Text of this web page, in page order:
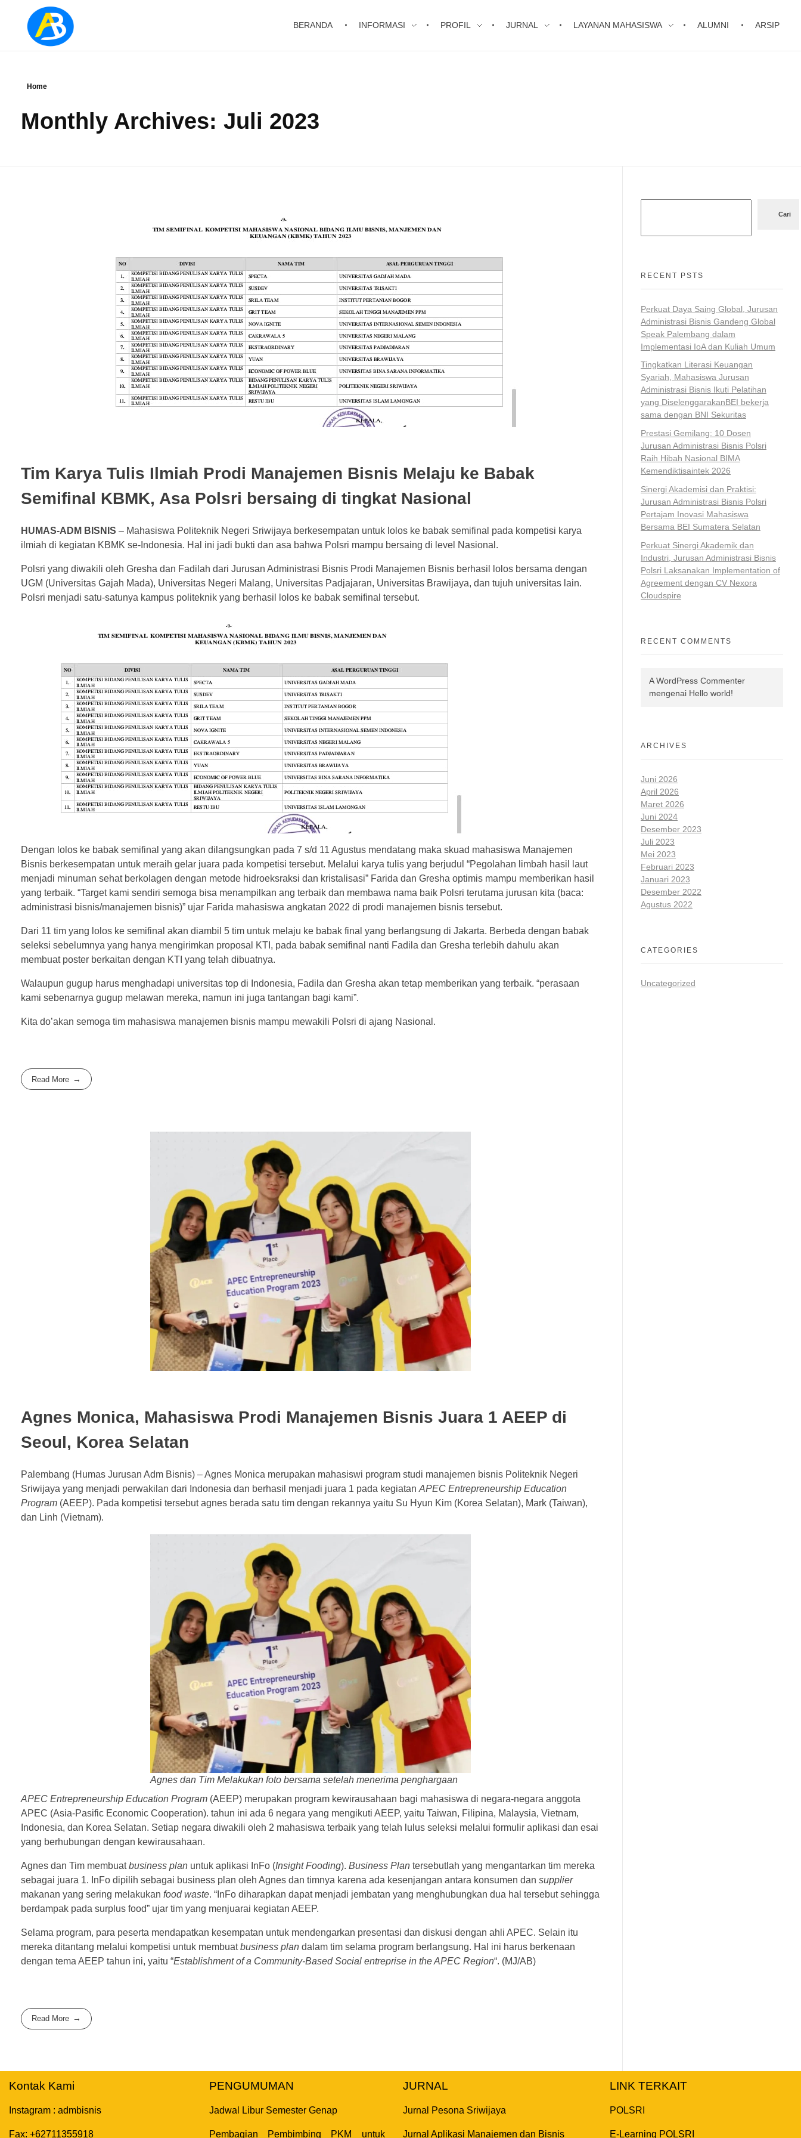
Jurusan Administrasi Bisnis
BERANDA INFORMASI PROFIL JURNAL LAYANAN MAHASISWA ALUMNI ARSIP
Home
Monthly Archives: Juli 2023
Tim Karya Tulis Ilmiah Prodi Manajemen Bisnis Melaju ke Babak
Semifinal KBMK, Asa Polsri bersaing di tingkat Nasional
HUMAS-ADM BISNIS – Mahasiswa Politeknik Negeri Sriwijaya berkesempatan untuk lolos ke babak semifinal pada kompetisi karya
ilmiah di kegiatan KBMK se-Indonesia. Hal ini jadi bukti dan asa bahwa Polsri mampu bersaing di level Nasional.
Polsri yang diwakili oleh Gresha dan Fadilah dari Jurusan Administrasi Bisnis Prodi Manajemen Bisnis berhasil lolos bersama dengan
UGM (Universitas Gajah Mada), Universitas Negeri Malang, Universitas Padjajaran, Universitas Brawijaya, dan tujuh universitas lain.
Polsri menjadi satu-satunya kampus politeknik yang berhasil lolos ke babak semifinal tersebut.
Dengan lolos ke babak semifinal yang akan dilangsungkan pada 7 s/d 11 Agustus mendatang maka skuad mahasiswa Manajemen
Bisnis berkesempatan untuk meraih gelar juara pada kompetisi tersebut. Melalui karya tulis yang berjudul “Pegolahan limbah hasil laut
menjadi minuman sehat berkolagen dengan metode hidroeksraksi dan kristalisasi” Farida dan Gresha optimis mampu memberikan hasil
yang terbaik. “Target kami sendiri semoga bisa menampilkan ang terbaik dan membawa nama baik Polsri terutama jurusan kita (baca:
administrasi bisnis/manajemen bisnis)” ujar Farida mahasiswa angkatan 2022 di prodi manajemen bisnis tersebut.
Dari 11 tim yang lolos ke semifinal akan diambil 5 tim untuk melaju ke babak final yang berlangsung di Jakarta. Berbeda dengan babak
seleksi sebelumnya yang hanya mengirimkan proposal KTI, pada babak semifinal nanti Fadila dan Gresha terlebih dahulu akan
membuat poster berkaitan dengan KTI yang telah dibuatnya.
Walaupun gugup harus menghadapi universitas top di Indonesia, Fadila dan Gresha akan tetap memberikan yang terbaik. “perasaan
kami sebenarnya gugup melawan mereka, namun ini juga tantangan bagi kami”.
Kita do’akan semoga tim mahasiswa manajemen bisnis mampu mewakili Polsri di ajang Nasional.
Read More
Agnes Monica, Mahasiswa Prodi Manajemen Bisnis Juara 1 AEEP di
Seoul, Korea Selatan
Palembang (Humas Jurusan Adm Bisnis) – Agnes Monica merupakan mahasiswi program studi manajemen bisnis Politeknik Negeri
Sriwijaya yang menjadi perwakilan dari Indonesia dan berhasil menjadi juara 1 pada kegiatan APEC Entrepreneurship Education
Program (AEEP). Pada kompetisi tersebut agnes berada satu tim dengan rekannya yaitu Su Hyun Kim (Korea Selatan), Mark (Taiwan),
dan Linh (Vietnam).
Agnes dan Tim Melakukan foto bersama setelah menerima penghargaan
APEC Entrepreneurship Education Program (AEEP) merupakan program kewirausahaan bagi mahasiswa di negara-negara anggota
APEC (Asia-Pasific Economic Cooperation). tahun ini ada 6 negara yang mengikuti AEEP, yaitu Taiwan, Filipina, Malaysia, Vietnam,
Indonesia, dan Korea Selatan. Setiap negara diwakili oleh 2 mahasiswa terbaik yang telah lulus seleksi melalui formulir aplikasi dan esai
yang berhubungan dengan kewirausahaan.
Agnes dan Tim membuatbusiness plan untuk aplikasi InFo (Insight Fooding). Business Plan tersebutlah yang mengantarkan tim mereka
sebagai juara 1. InFo dipilih sebagai business plan oleh Agnes dan timnya karena ada kesenjangan antara konsumen dan supplier
makanan yang sering melakukan food waste. “InFo diharapkan dapat menjadi jembatan yang menghubungkan dua hal tersebut sehingga
berdampak pada surplus food” ujar tim yang menjuarai kegiatan AEEP.
Selama program, para peserta mendapatkan kesempatan untuk mendengarkan presentasi dan diskusi dengan ahli APEC. Selain itu
mereka ditantang melalui kompetisi untuk membuatbusiness plan dalam tim selama program berlangsung. Hal ini harus berkenaan
dengan tema AEEP tahun ini, yaitu “Establishment of a Community-Based Social entreprise in the APEC Region“. (MJ/AB)
Read More
Cari
RECENT PSTS
Perkuat Daya Saing Global, Jurusan
Administrasi Bisnis Gandeng Global
Speak Palembang dalam
Implementasi IoA dan Kuliah Umum
Tingkatkan Literasi Keuangan
Syariah, Mahasiswa Jurusan
Administrasi Bisnis Ikuti Pelatihan
yang DiselenggarakanBEI bekerja
sama dengan BNI Sekuritas
Prestasi Gemilang: 10 Dosen
Jurusan Administrasi Bisnis Polsri
Raih Hibah Nasional BIMA
Kemendiktisaintek 2026
Sinergi Akademisi dan Praktisi:
Jurusan Administrasi Bisnis Polsri
Pertajam Inovasi Mahasiswa
Bersama BEI Sumatera Selatan
Perkuat Sinergi Akademik dan
Industri, Jurusan Administrasi Bisnis
Polsri Laksanakan Implementation of
Agreement dengan CV Nexora
Cloudspire
RECENT COMMENTS
A WordPress Commenter
mengenai Hello world!
ARCHIVES
Juni 2026
April 2026
Maret 2026
Juni 2024
Desember 2023
Juli 2023
Mei 2023
Februari 2023
Januari 2023
Desember 2022
Agustus 2022
CATEGORIES
Uncategorized
Kontak Kami
Instagram : admbisnis
Fax: +62711355918
PENGUMUMAN
Jadwal Libur Semester Genap
Pembagian Pembimbing PKM untuk
JURNAL
Jurnal Pesona Sriwijaya
Jurnal Aplikasi Manajemen dan Bisnis
LINK TERKAIT
POLSRI
E-Learning POLSRI